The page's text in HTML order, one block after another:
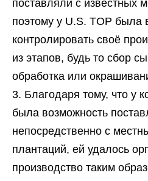
поставляли с известных
поэтому у U.S. TOP была
контролировать своё
из этапов, будь то сбор
обработка или
Благодаря тому, что у
была возможность
непосредственно с
плантаций, ей удалось
производство таким